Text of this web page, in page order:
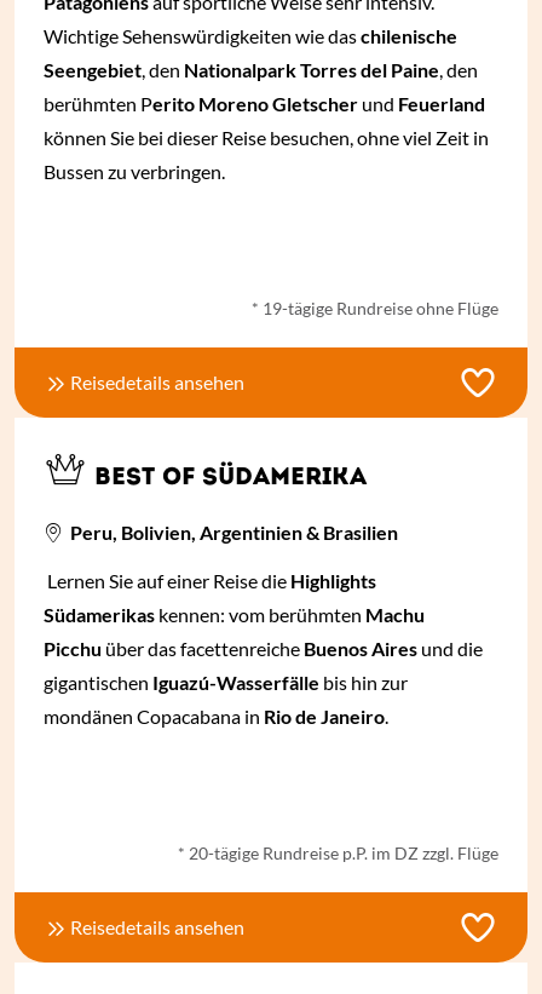
Wichtige Sehenswürdigkeiten wie daschilenische
Seengebiet, den Nationalpark Torres del Paine, den
berühmten Perito Moreno Gletscher und Feuerland
können Sie bei dieser Reise besuchen, ohne viel Zeit in
Bussen zu verbringen.
* 19-tägige Rundreise ohne Flüge
Reisedetails ansehen
BEST OF SÜDAMERIKA
Peru, Bolivien, Argentinien & Brasilien
Lernen Sie auf einer Reise die Highlights
Südamerikas kennen: vom berühmten Machu
Picchu über das facettenreiche Buenos Aires und die
gigantischen Iguazú-Wasserfälle bis hin zur
mondänen Copacabana in Rio de Janeiro.
* 20-tägige Rundreise p.P. im DZ zzgl. Flüge
Reisedetails ansehen